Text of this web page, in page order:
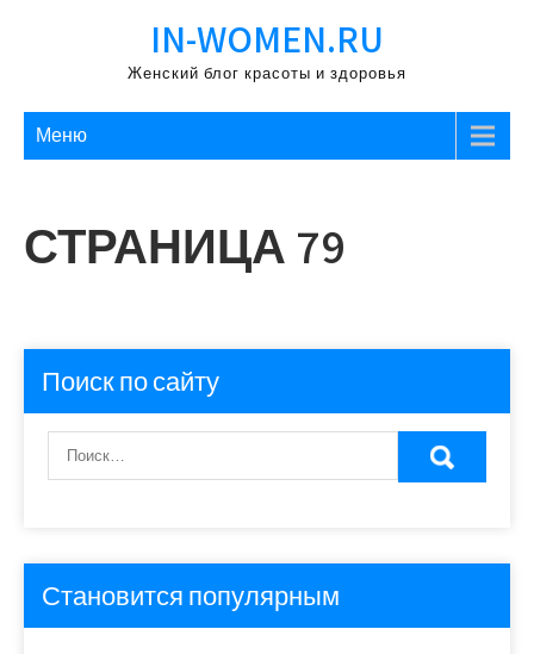
IN-WOMEN.RU
Женский блог красоты и здоровья
Меню
СТРАНИЦА 79
Поиск по сайту
Становится популярным